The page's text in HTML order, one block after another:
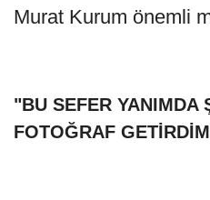
Murat Kurum önemli
"BU SEFER YANIMDA
FOTOĞRAF